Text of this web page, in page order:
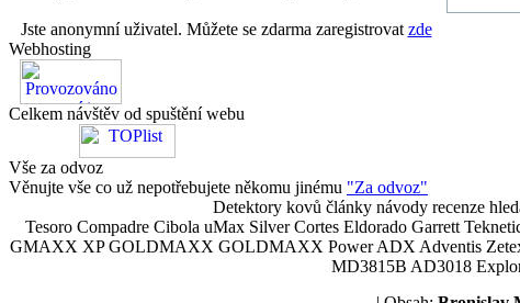
Jste anonymní uživatel. Můžete se zdarma zaregistrovat zde
Webhosting
Celkem návštěv od spuštění webu
Vše za odvoz
Věnujte vše co už nepotřebujete někomu jinému "Za odvoz"
Detektory kovů články návody recenze
Tesoro Compadre Cibola uMax Silver Cortes Eldorado Garrett
GMAXX XP GOLDMAXX GOLDMAXX Power ADX Adventis Zetex
MD3815B AD3018